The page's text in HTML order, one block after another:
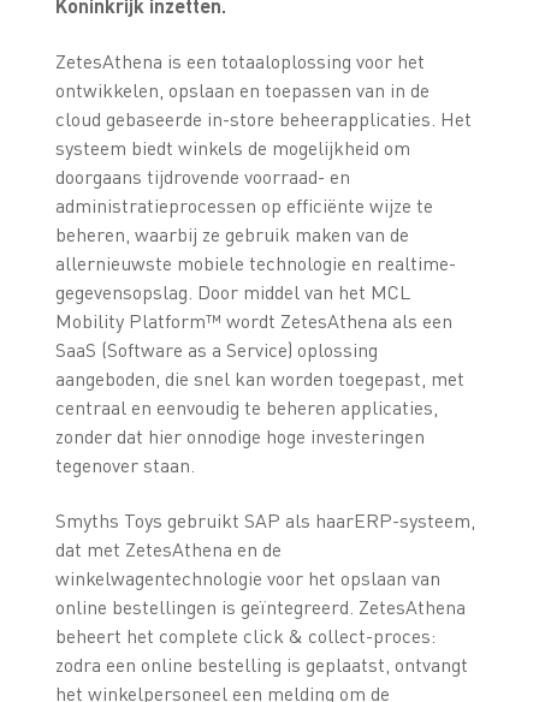
Koninkrijk inzetten.
ZetesAthena is een totaaloplossing voor het
ontwikkelen, opslaan en toepassen van in de
cloud gebaseerde in-store beheerapplicaties. Het
systeem biedt winkels de mogelijkheid om
doorgaans tijdrovende voorraad- en
administratieprocessen op efficiënte wijze te
beheren, waarbij ze gebruik maken van de
allernieuwste mobiele technologie en realtime-
gegevensopslag. Door middel van het MCL
Mobility Platform™ wordt ZetesAthena als een
SaaS (Software as a Service) oplossing
aangeboden, die snel kan worden toegepast, met
centraal en eenvoudig te beheren applicaties,
zonder dat hier onnodige hoge investeringen
tegenover staan.
Smyths Toys gebruikt SAP als haarERP-systeem,
dat met ZetesAthena en de
winkelwagentechnologie voor het opslaan van
online bestellingen is geïntegreerd. ZetesAthena
beheert het complete click & collect-proces:
zodra een online bestelling is geplaatst, ontvangt
het winkelpersoneel een melding om de